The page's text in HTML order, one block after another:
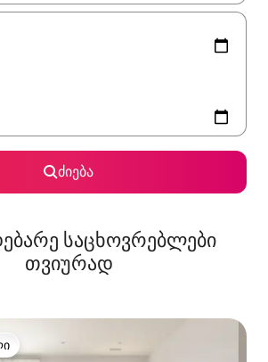
ძიება
საცხოვრებლები
თვიურად